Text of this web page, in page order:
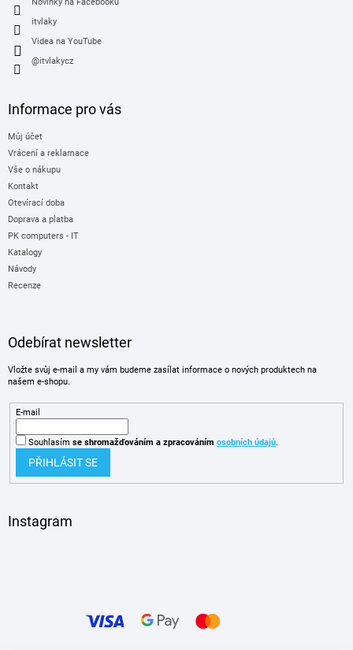
itvlaky
Videa na YouTube
@itvlakycz
Informace pro vás
Můj účet
Vrácení a reklamace
Vše o nákupu
Kontakt
Otevírací doba
Doprava a platba
PK computers - IT
Katalogy
Návody
Recenze
Odebírat newsletter
Vložte svůj e-mail a my vám budeme zasílat informace o nových produktech na
našem e-shopu.
E-mail
Souhlasím se shromažďováním a zpracováním osobních údajů.
PŘIHLÁSIT SE
Instagram